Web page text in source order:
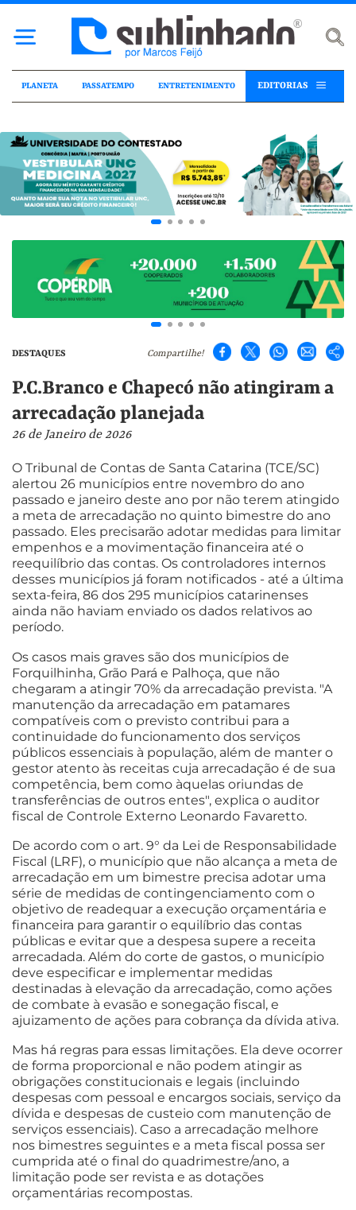
PLANETA PASSATEMPO ENTRETENIMENTO EDITORIAS
DESTAQUES Compartilhe!
P.C.Branco e Chapecó não atingiram a
arrecadação planejada
26 de Janeiro de 2026
O Tribunal de Contas de Santa Catarina (TCE/SC)
alertou 26 municípios entre novembro do ano
passado e janeiro deste ano por não terem atingido
a meta de arrecadação no quinto bimestre do ano
passado. Eles precisarão adotar medidas para limitar
empenhos e a movimentação financeira até o
reequilíbrio das contas. Os controladores internos
desses municípios já foram notificados - até a última
sexta-feira, 86 dos 295 municípios catarinenses
ainda não haviam enviado os dados relativos ao
período.
Os casos mais graves são dos municípios de
Forquilhinha, Grão Pará e Palhoça, que não
chegaram a atingir 70% da arrecadação prevista. "A
manutenção da arrecadação em patamares
compatíveis com o previsto contribui para a
continuidade do funcionamento dos serviços
públicos essenciais à população, além de manter o
gestor atento às receitas cuja arrecadação é de sua
competência, bem como àquelas oriundas de
transferências de outros entes", explica o auditor
fiscal de Controle Externo Leonardo Favaretto.
De acordo com o art. 9° da Lei de Responsabilidade
Fiscal (LRF), o município que não alcança a meta de
arrecadação em um bimestre precisa adotar uma
série de medidas de contingenciamento com o
objetivo de readequar a execução orçamentária e
financeira para garantir o equilíbrio das contas
públicas e evitar que a despesa supere a receita
arrecadada. Além do corte de gastos, o município
deve especificar e implementar medidas
destinadas à elevação da arrecadação, como ações
de combate à evasão e sonegação fiscal, e
ajuizamento de ações para cobrança da dívida ativa.
Mas há regras para essas limitações. Ela deve ocorrer
de forma proporcional e não podem atingir as
obrigações constitucionais e legais (incluindo
despesas com pessoal e encargos sociais, serviço da
dívida e despesas de custeio com manutenção de
serviços essenciais). Caso a arrecadação melhore
nos bimestres seguintes e a meta fiscal possa ser
cumprida até o final do quadrimestre/ano, a
limitação pode ser revista e as dotações
orçamentárias recompostas.